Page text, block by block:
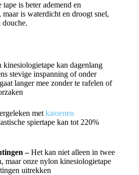
is beter ademend en
is waterdicht en droogt snel,
douche.
kan dagenlang
stevige inspanning of onder
langer mee zonder te rafelen of
met katoenen
spiertape kan tot 220%
–Het kan niet alleen in twee
maar onze nylon kinesiologietape
uitrekken